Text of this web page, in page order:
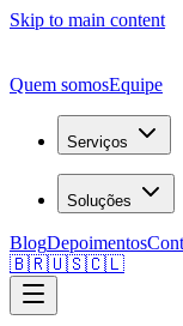
Skip to main content
Quem somosEquipe
Serviços
Soluções
BlogDepoimentos
🇧🇷🇺🇸🇨🇱